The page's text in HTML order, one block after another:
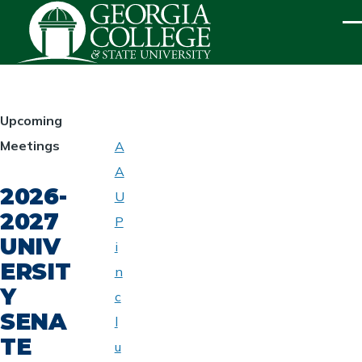
Skip to main content
HOMEPAGE
Upcoming
Meetings
2026-
2027
UNIV
ERSIT
Y
SENA
TE
UNIVERSITY
SENATE
A
A
U
P
i
n
c
l
u